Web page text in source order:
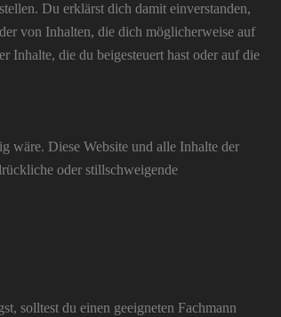
Du erklärst dich damit einverstanden,
von Inhalten, die dich möglicherweise auf
Inhalte, die du beigesteuert hast oder auf die
wäre. Diese Website und alle Inhalte der
oder stillschweigende
solltest du einen geeigneten Fachmann